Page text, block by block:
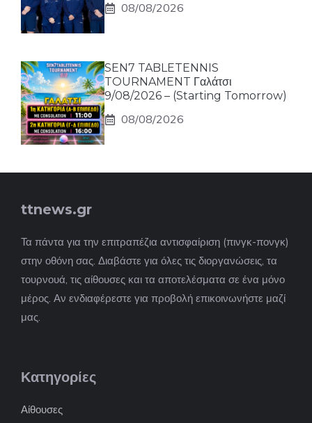
08/08/2026
SEN7 TABLETENNIS
TOURNAMENT Γαλάτσι
9/08/2026 – (Starting Tomorrow)
08/08/2026
ttnews.gr
Τα πάντα για την επιτραπέζια αντισφαίριση (πινγκ-πονγκ)
στην οθόνη σας. Διαβάστε για όλες τις διοργανώσεις, τα
τουρνουά, τις αίθουσες και τα αποτελέσματα σε ένα μόνο
μέρος. Αν ενδιαφέρεστε για προβολή επικοινωνήστε μαζί
μας.
Κατηγορίες
Αίθουσες